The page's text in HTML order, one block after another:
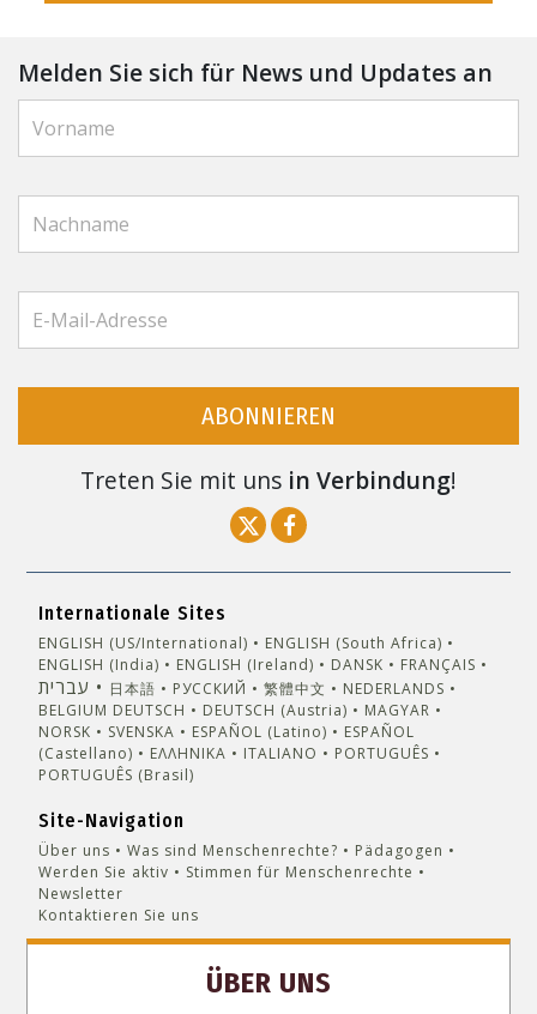
Melden Sie sich für News und Updates an
ABONNIEREN
Treten Sie mit uns in Verbindung!
Internationale Sites
ENGLISH (US/International)
ENGLISH (South Africa)
ENGLISH (India)
ENGLISH (Ireland) DANSK FRANÇAIS
עברית 日本語 РУССКИЙ 繁體中文
NEDERLANDS
BELGIUM DEUTSCH DEUTSCH (Austria)
MAGYAR
NORSK
SVENSKA ESPAÑOL (Latino)
ESPAÑOL
(Castellano)
ΕΛΛΗΝΙΚA ITALIANO
PORTUGUÊS
PORTUGUÊS (Brasil)‎
Site-Navigation
Über uns Was sind Menschenrechte?
Pädagogen
Werden Sie aktiv
Stimmen für Menschenrechte
Newsletter
Kontaktieren Sie uns
ÜBER UNS